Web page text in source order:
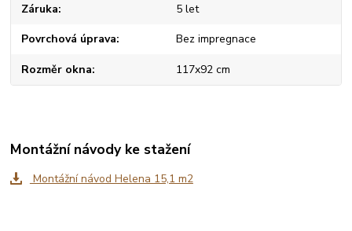
Záruka 5 let
Povrchová úprava Bez impregnace
Rozměr okna 117x92 cm
Montážní návody ke stažení
Montážní návod Helena 15,1 m2